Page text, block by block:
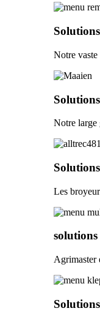
Notre vaste
Notre large
Les
Agrimaster